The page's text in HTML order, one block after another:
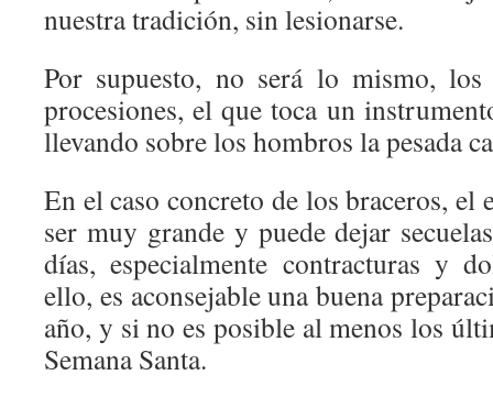
nuestra tradición, sin lesionarse.
Por supuesto, no será lo mismo, los
procesiones, el que toca un
llevando sobre los hombros la pesada
En el caso concreto de los braceros, el
ser muy grande y puede dejar
días, especialmente contracturas y
ello, es aconsejable una buena
año, y si no es posible al menos los
Semana Santa.